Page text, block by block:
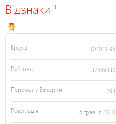
Відзнаки 1
Кредів: 104021.94
Рейтинг: 37489430
Перемог у Вікторині: 293
Реєстрація: 6 травня 2010